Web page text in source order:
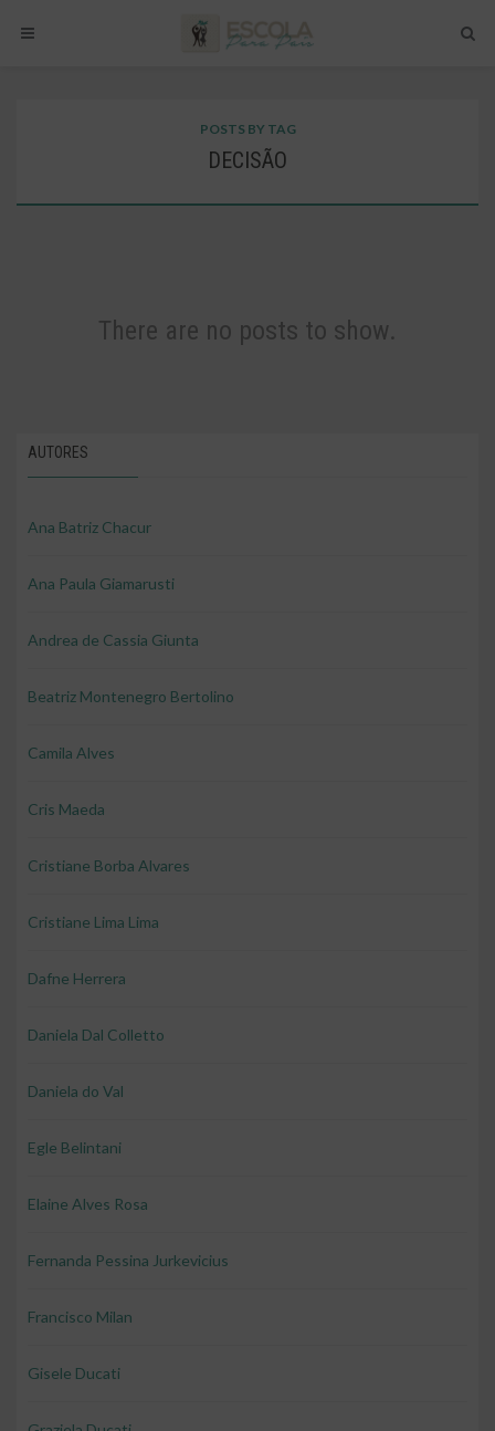
POSTS BY TAG
DECISÃO
There are no posts to show.
AUTORES
Ana Batriz Chacur
Ana Paula Giamarusti
Andrea de Cassia Giunta
Beatriz Montenegro Bertolino
Camila Alves
Cris Maeda
Cristiane Borba Alvares
Cristiane Lima Lima
Dafne Herrera
Daniela Dal Colletto
Daniela do Val
Egle Belintani
Elaine Alves Rosa
Fernanda Pessina Jurkevicius
Francisco Milan
Gisele Ducati